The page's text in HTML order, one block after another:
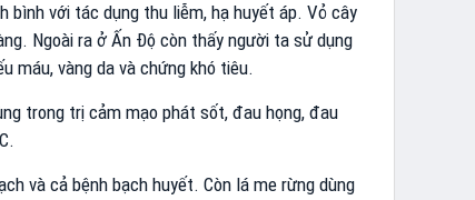
bình với tác dụng thu liễm, hạ huyết áp. Vỏ cây
Ngoài ra ở Ấn Độ còn thấy người ta sử dụng
máu, vàng da và chứng khó tiêu.
trong trị cảm mạo phát sốt, đau họng, đau
và cả bệnh bạch huyết. Còn lá me rừng dùng